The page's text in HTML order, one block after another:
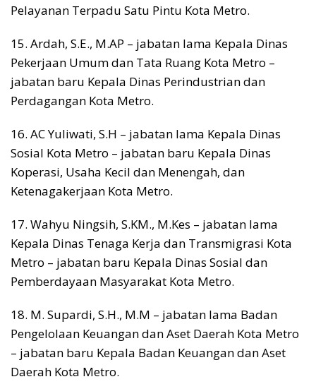
Pelayanan Terpadu Satu Pintu Kota Metro.
15. Ardah, S.E., M.AP – jabatan lama Kepala Dinas
Pekerjaan Umum dan Tata Ruang Kota Metro –
jabatan baru Kepala Dinas Perindustrian dan
Perdagangan Kota Metro.
16. AC Yuliwati, S.H – jabatan lama Kepala Dinas
Sosial Kota Metro – jabatan baru Kepala Dinas
Koperasi, Usaha Kecil dan Menengah, dan
Ketenagakerjaan Kota Metro.
17. Wahyu Ningsih, S.KM., M.Kes – jabatan lama
Kepala Dinas Tenaga Kerja dan Transmigrasi Kota
Metro – jabatan baru Kepala Dinas Sosial dan
Pemberdayaan Masyarakat Kota Metro.
18. M. Supardi, S.H., M.M – jabatan lama Badan
Pengelolaan Keuangan dan Aset Daerah Kota Metro
– jabatan baru Kepala Badan Keuangan dan Aset
Daerah Kota Metro.